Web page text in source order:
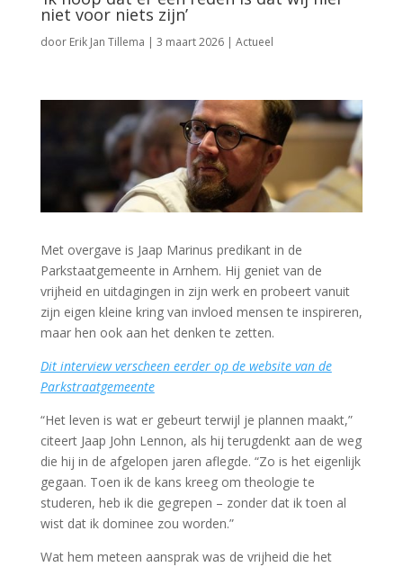
niet voor niets zijn’
door Erik Jan Tillema | 3 maart 2026 | Actueel
Met overgave is Jaap Marinus predikant in de
Parkstaatgemeente in Arnhem. Hij geniet van de
vrijheid en uitdagingen in zijn werk en probeert vanuit
zijn eigen kleine kring van invloed mensen te inspireren,
maar hen ook aan het denken te zetten.
Dit interview verscheen eerder op de website van de
Parkstraatgemeente
“Het leven is wat er gebeurt terwijl je plannen maakt,”
citeert Jaap John Lennon, als hij terugdenkt aan de weg
die hij in de afgelopen jaren aflegde. “Zo is het eigenlijk
gegaan. Toen ik de kans kreeg om theologie te
studeren, heb ik die gegrepen – zonder dat ik toen al
wist dat ik dominee zou worden.”
Wat hem meteen aansprak was de vrijheid die het